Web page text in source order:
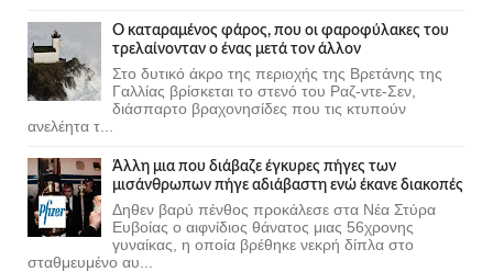
Ο καταραμένος φάρος, που οι φαροφύλακες του
τρελαίνονταν ο ένας μετά τον άλλον
Στο δυτικό άκρο της περιοχής της Βρετάνης της
Γαλλίας βρίσκεται το στενό του Ραζ-ντε-Σεν,
διάσπαρτο βραχονησίδες που τις κτυπούν
ανελέητα τ...
Άλλη μια που διάβαζε έγκυρες πήγες των
μισάνθρωπων πήγε αδιάβαστη ενώ έκανε διακοπές
Δηθεν βαρύ πένθος προκάλεσε στα Νέα Στύρα
Ευβοίας ο αιφνίδιος θάνατος μιας 56χρονης
γυναίκας, η οποία βρέθηκε νεκρή δίπλα στο
σταθμευμένο αυ...